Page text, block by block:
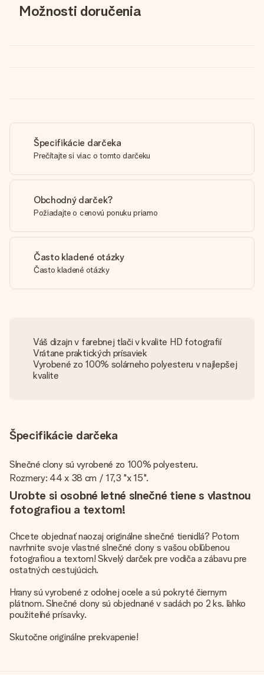
Možnosti doručenia
Špecifikácie darčeka
Prečítajte si viac o tomto darčeku
Obchodný darček?
Požiadajte o cenovú ponuku priamo
Často kladené otázky
Často kladené otázky
Váš dizajn v farebnej tlači v kvalite HD fotografií
Vrátane praktických prísaviek
Vyrobené zo 100% solárneho polyesteru v najlepšej
kvalite
Špecifikácie darčeka
Slnečné clony sú vyrobené zo 100% polyesteru.
Rozmery: 44 x 38 cm / 17,3 "x 15".
Urobte si osobné letné slnečné tiene s vlastnou
fotografiou a textom!
Chcete objednať naozaj originálne slnečné tienidlá? Potom
navrhnite svoje vlastné slnečné clony s vašou obľúbenou
fotografiou a textom! Skvelý darček pre vodiča a zábavu pre
ostatných cestujúcich.
Hrany sú vyrobené z odolnej ocele a sú pokryté čiernym
plátnom. Slnečné clony sú objednané v sadách po 2 ks. ľahko
použiteľné prísavky.
Skutočne originálne prekvapenie!